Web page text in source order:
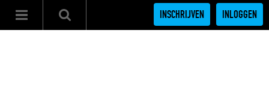
INSCHRIJVEN INLOGGEN